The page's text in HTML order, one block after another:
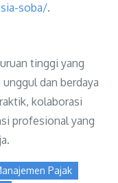
soba/.
tinggi yang
dan berdaya
kolaborasi
profesional yang
Pajak